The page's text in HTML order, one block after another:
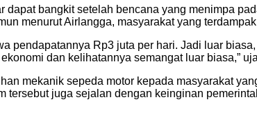
bangkit setelah bencana yang menimpa
menurut Airlangga, masyarakat yang
pendapatannya Rp3 juta per hari. Jadi luar
dan kelihatannya semangat luar biasa,”
mekanik sepeda motor kepada masyarakat
tersebut juga sejalan dengan keinginan